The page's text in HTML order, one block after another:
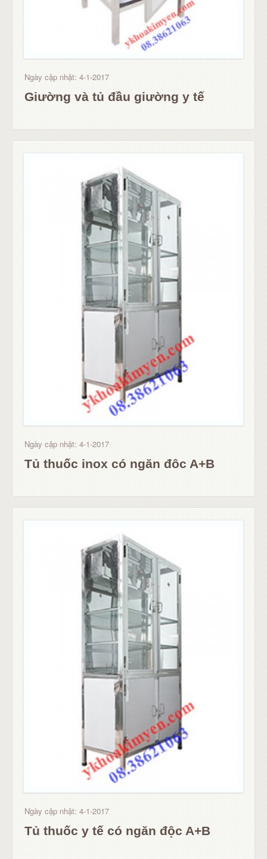
Ngày cập nhật: 4-1-2017
Giường và tủ đầu giường y tế
Ngày cập nhật: 4-1-2017
Tủ thuốc inox có ngăn đôc A+B
Ngày cập nhật: 4-1-2017
Tủ thuốc y tế có ngăn độc A+B